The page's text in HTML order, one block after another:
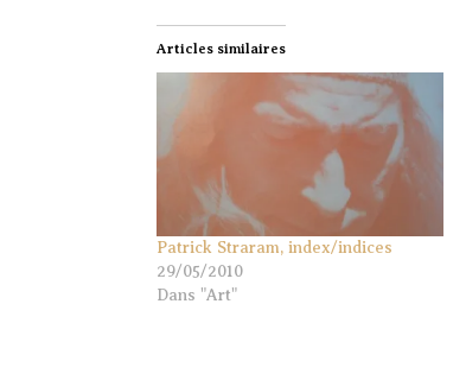
Articles similaires
Patrick Straram, index/indices
29/05/2010
Dans "Art"